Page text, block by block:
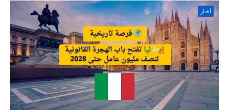
أخبار